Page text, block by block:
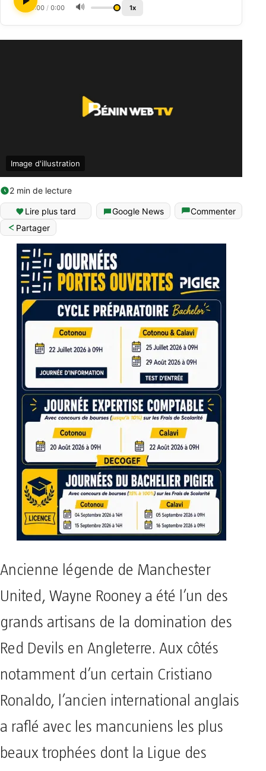
0:00 / 0:00 🔊 1x
Image d'illustration
2 min de lecture
Lire plus tard Google News
Commenter
Partager
Ancienne légende de Manchester
United, Wayne Rooney a été l’un des
grands artisans de la domination des
Red Devils en Angleterre. Aux côtés
notamment d’un certain Cristiano
Ronaldo, l’ancien international anglais
a raflé avec les mancuniens les plus
beaux trophées dont la Ligue des